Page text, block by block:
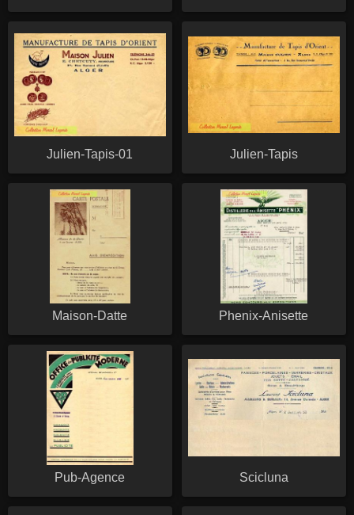
Julien-Tapis-01 Julien-Tapis
Maison-Datte Phenix-Anisette
Pub-Agence Scicluna